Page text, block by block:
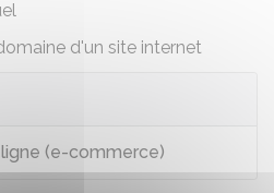
d'un site internet
(e-commerce)